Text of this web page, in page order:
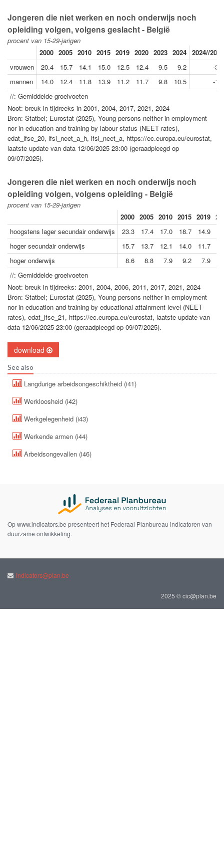
Jongeren die niet werken en noch onderwijs noch
opleiding volgen, volgens geslacht - België
procent van 15-29-jarigen
2000 2005 2010 2015 2019 2020 2023 2024 2024//2000
vrouwen
20.4 15.7 14.1 15.0 12.5 12.4 9.5 9.2
-3.3
mannen
14.0 12.4 11.8 13.9 11.2 11.7 9.8 10.5
-1.2
//: Gemiddelde groeivoeten
Noot: breuk in tijdreeks in 2001, 2004, 2017, 2021, 2024
Bron: Statbel; Eurostat (2025), Young persons neither in employment
nor in education and training by labour status (NEET rates),
edat_lfse_20, lfsi_neet_a_h, lfsi_neet_a, https://ec.europa.eu/eurostat,
laatste update van data 12/06/2025 23:00 (geraadpleegd op
09/07/2025).
Jongeren die niet werken en noch onderwijs noch
opleiding volgen, volgens opleiding - België
procent van 15-29-jarigen
2000 2005 2010 2015 2019
hoogstens lager secundair onderwijs
23.3 17.4 17.0 18.7 14.9
hoger secundair onderwijs
15.7 13.7 12.1 14.0 11.7
hoger onderwijs
8.6 8.8 7.9 9.2 7.9
//: Gemiddelde groeivoeten
Noot: breuk in tijdreeks: 2001, 2004, 2006, 2011, 2017, 2021, 2024
Bron: Statbel; Eurostat (2025), Young persons neither in employment
nor in education and training by educational attainment level (NEET
rates), edat_lfse_21, https://ec.europa.eu/eurostat, laatste update van
data 12/06/2025 23:00 (geraadpleegd op 09/07/2025).
download
See also
Langdurige arbeidsongeschiktheid (i41)
Werkloosheid (i42)
Werkgelegenheid (i43)
Werkende armen (i44)
Arbeidsongevallen (i46)
Op www.indicators.be presenteert het Federaal Planbureau indicatoren van
duurzame ontwikkeling.
indicators@plan.be
2025 © cic@plan.be